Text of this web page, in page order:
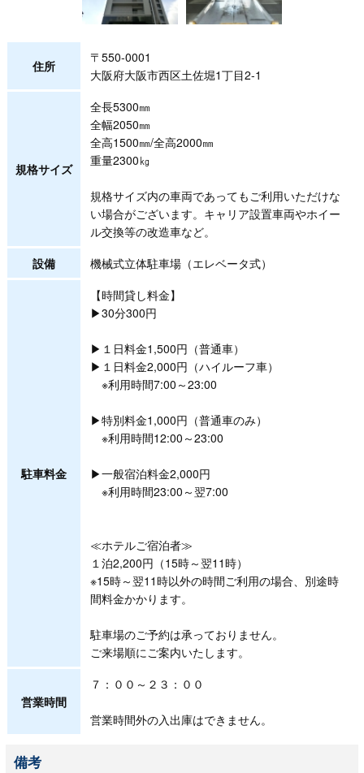
住所
〒550-0001
大阪府大阪市西区土佐堀1丁目2-1
規格サイズ
全長5300㎜
全幅2050㎜
全高1500㎜/全高2000㎜
重量2300㎏
規格サイズ内の車両であってもご利用いただけな
い場合がございます。キャリア設置車両やホイー
ル交換等の改造車など。
設備
機械式立体駐車場（エレベータ式）
駐車料金
【時間貸し料金】
▶30分300円
▶１日料金1,500円（普通車）
▶１日料金2,000円（ハイルーフ車）
※利用時間7:00～23:00
▶特別料金1,000円（普通車のみ）
※利用時間12:00～23:00
▶一般宿泊料金2,000円
※利用時間23:00～翌7:00
≪ホテルご宿泊者≫
１泊2,200円（15時～翌11時）
※15時～翌11時以外の時間ご利用の場合、別途時
間料金かかります。
駐車場のご予約は承っておりません。
ご来場順にご案内いたします。
営業時間
７：００～２３：００
営業時間外の入出庫はできません。
備考